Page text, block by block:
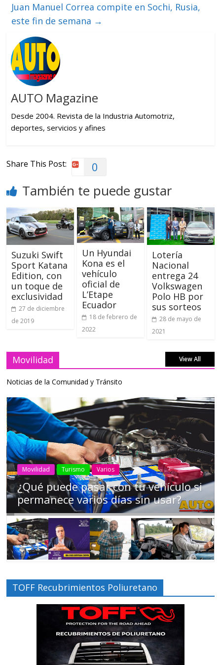
Juan Manuel Correa compite en Sochi, Rusia,
este fin de semana →
AUTO Magazine
Desde 2004. Revista de la Industria Automotriz,
deportes, servicios y afines
Share This Post: 0
También te puede gustar
Suzuki Swift
Sport Katana
Edition, con
un toque de
exclusividad
27 de diciembre
de 2019
Un Hyundai
Kona es el
vehículo
oficial de
L’Etape
Ecuador
18 de febrero de
2022
Lotería
Nacional
entrega 24
Volkswagen
Polo HB por
sus sorteos
28 de mayo de
2021
Movilidad View All
Noticias de la Comunidad y Tránsito
AEADE Industria Motociclismo Motos Movilidad
Campaña busca cambiar destino de
los motociclistas en la región
TOFF Recubrimientos Poliuretano